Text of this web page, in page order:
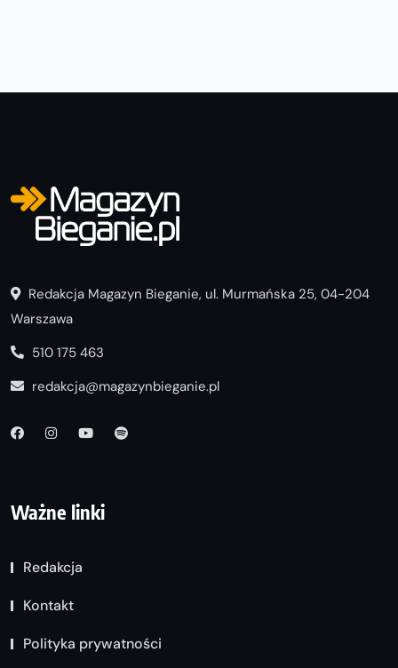
Redakcja Magazyn Bieganie, ul. Murmańska 25, 04-204
Warszawa
510 175 463
redakcja@magazynbieganie.pl
Ważne linki
Redakcja
Kontakt
Polityka prywatności